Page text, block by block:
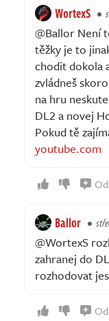
WortexS
@Ballor Není
těžky je to
chodit dokola
zvládneš
na hru
DL2 a novej
Pokud tě
youtube.com
Ballor
@WortexS
zahranej do
rozhodovat